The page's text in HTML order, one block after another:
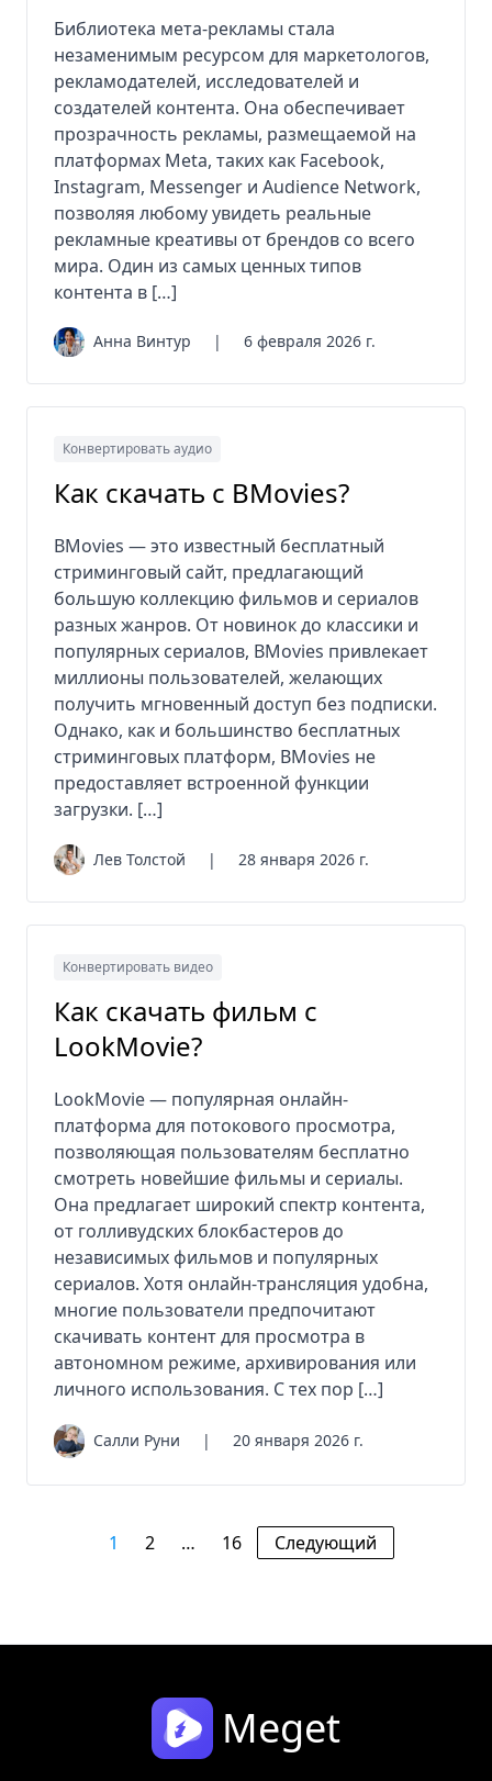
Библиотека мета-рекламы стала
незаменимым ресурсом для маркетологов,
рекламодателей, исследователей и
создателей контента. Она обеспечивает
прозрачность рекламы, размещаемой на
платформах Meta, таких как Facebook,
Instagram, Messenger и Audience Network,
позволяя любому увидеть реальные
рекламные креативы от брендов со всего
мира. Один из самых ценных типов
контента в […]
Анна Винтур | 6 февраля 2026 г.
Конвертировать аудио
Как скачать с BMovies?
BMovies — это известный бесплатный
стриминговый сайт, предлагающий
большую коллекцию фильмов и сериалов
разных жанров. От новинок до классики и
популярных сериалов, BMovies привлекает
миллионы пользователей, желающих
получить мгновенный доступ без подписки.
Однако, как и большинство бесплатных
стриминговых платформ, BMovies не
предоставляет встроенной функции
загрузки. […]
Лев Толстой | 28 января 2026 г.
Конвертировать видео
Как скачать фильм с
LookMovie?
LookMovie — популярная онлайн-
платформа для потокового просмотра,
позволяющая пользователям бесплатно
смотреть новейшие фильмы и сериалы.
Она предлагает широкий спектр контента,
от голливудских блокбастеров до
независимых фильмов и популярных
сериалов. Хотя онлайн-трансляция удобна,
многие пользователи предпочитают
скачивать контент для просмотра в
автономном режиме, архивирования или
личного использования. С тех пор […]
Салли Руни | 20 января 2026 г.
1 2 … 16 Следующий
Meget